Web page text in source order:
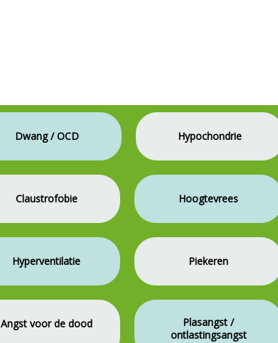
Dwang / OCD Hypochondrie
Claustrofobie Hoogtevrees
Hyperventilatie Piekeren
Angst voor de dood
Plasangst /
ontlastingsangst